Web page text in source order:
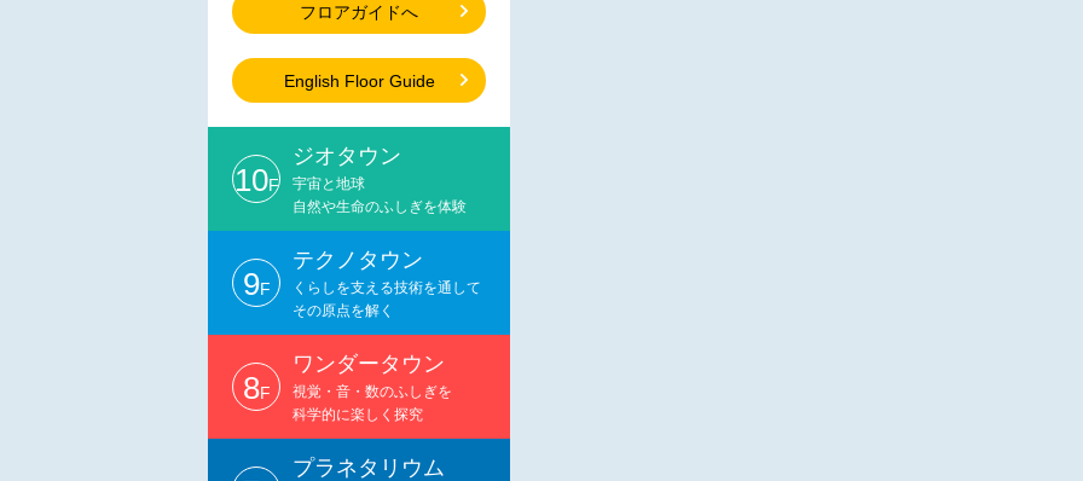
フロアガイドへ
English Floor Guide
10F
ジオタウン
宇宙と地球
自然や生命のふしぎを体験
9F
テクノタウン
くらしを支える技術を通して
その原点を解く
8F
ワンダータウン
視覚・音・数のふしぎを
科学的に楽しく探究
プラネタリウム